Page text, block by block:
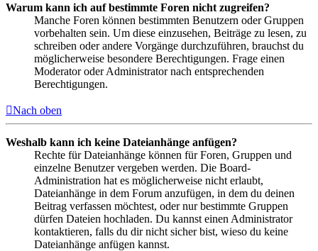
Warum kann ich auf bestimmte Foren nicht zugreifen?
Manche Foren können bestimmten Benutzern oder Gruppen
vorbehalten sein. Um diese einzusehen, Beiträge zu lesen, zu
schreiben oder andere Vorgänge durchzuführen, brauchst du
möglicherweise besondere Berechtigungen. Frage einen
Moderator oder Administrator nach entsprechenden
Berechtigungen.
Nach oben
Weshalb kann ich keine Dateianhänge anfügen?
Rechte für Dateianhänge können für Foren, Gruppen und
einzelne Benutzer vergeben werden. Die Board-
Administration hat es möglicherweise nicht erlaubt,
Dateianhänge in dem Forum anzufügen, in dem du deinen
Beitrag verfassen möchtest, oder nur bestimmte Gruppen
dürfen Dateien hochladen. Du kannst einen Administrator
kontaktieren, falls du dir nicht sicher bist, wieso du keine
Dateianhänge anfügen kannst.